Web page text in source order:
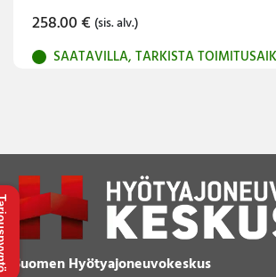
258.00€ (sis. alv.)
SAATAVILLA, TARKISTA
Suomen Hyötyajoneuvokeskus